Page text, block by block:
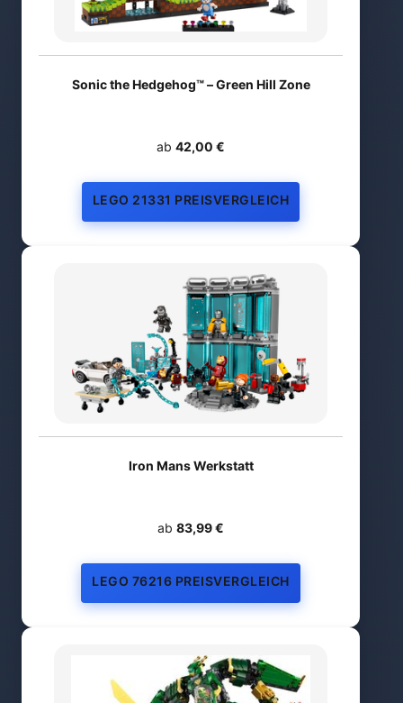
Sonic the Hedgehog™ – Green Hill Zone
ab 42,00 €
LEGO 21331 PREISVERGLEICH
Iron Mans Werkstatt
ab 83,99 €
LEGO 76216 PREISVERGLEICH